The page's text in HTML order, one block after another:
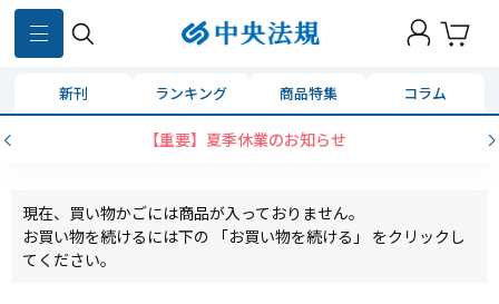
新刊 ランキング 商品特集 コラム
【重要】夏季休業のお知らせ
現在、買い物かごには商品が入っておりません。
お買い物を続けるには下の 「お買い物を続ける」 をクリックし
てください。